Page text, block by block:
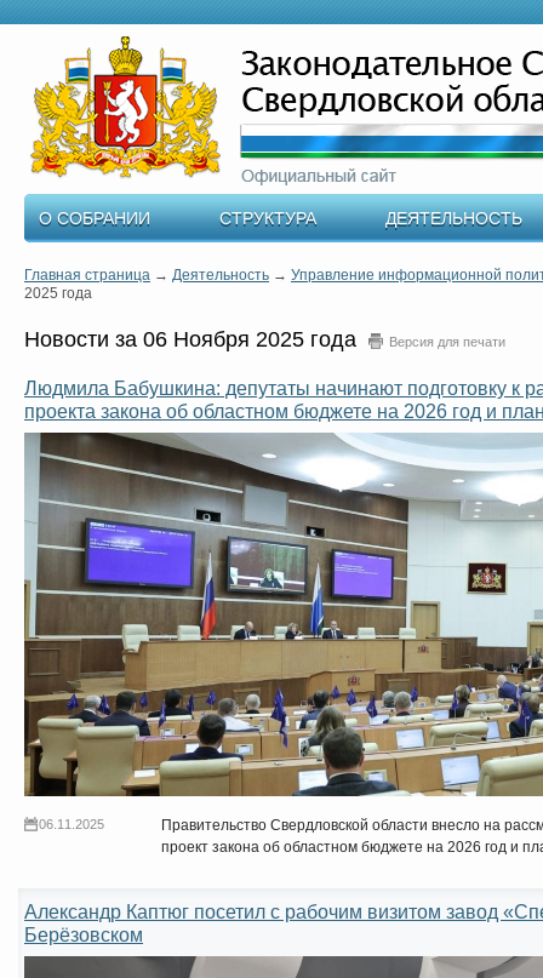
О СОБРАНИИ СТРУКТУРА ДЕЯТЕЛЬНОСТЬ
Главная страница → Деятельность → Управление информационной
2025 года
Новости за 06 Ноября 2025 года Версия для печати
Людмила Бабушкина: депутаты начинают подготовку к
проекта закона об областном бюджете на 2026 год и
06.11.2025
Правительство Свердловской области внесло на
проект закона об областном бюджете на 2026 год и
Александр Каптюг посетил с рабочим визитом завод
Берёзовском